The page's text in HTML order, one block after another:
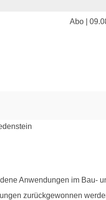
Abo |
Anwendungen im Bau-
zurückgewonnen